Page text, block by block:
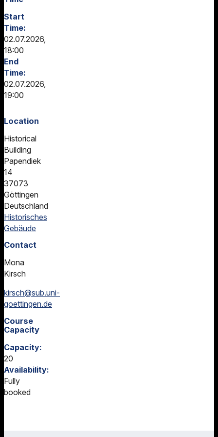
Start
Time:
02.07.2026,
18:00
End
Time:
02.07.2026,
19:00
Location
Historical
Building
Papendiek
14
37073
Göttingen
Deutschland
Historisches
Gebäude
Contact
Mona
Kirsch
kirsch@sub.uni-
goettingen.de
Course
Capacity
Capacity:
20
Availability:
Fully
booked